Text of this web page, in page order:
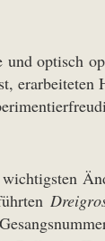
optisch
erarbeiteten